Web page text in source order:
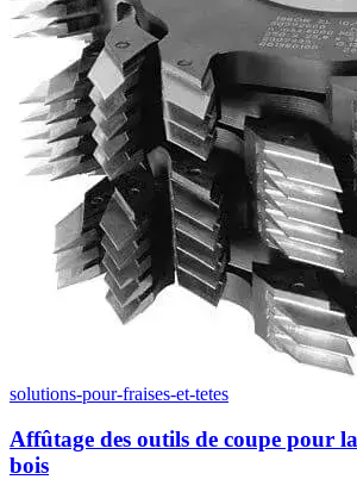
solutions-pour-fraises-et-tetes
Affûtage des outils de coupe pour
bois